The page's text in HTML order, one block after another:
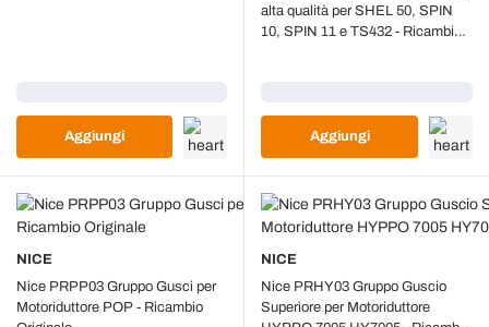
Aggiungi
alta qualità per SHEL 50, SPIN
10, SPIN 11 e TS432 - Ricambio
Aggiungi
NICE
Nice PRPP03 Gruppo Gusci per
Motoriduttore POP - Ricambio
NICE
Nice PRHY03 Gruppo Guscio
Superiore per Motoriduttore